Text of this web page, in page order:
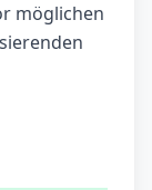
möglichen